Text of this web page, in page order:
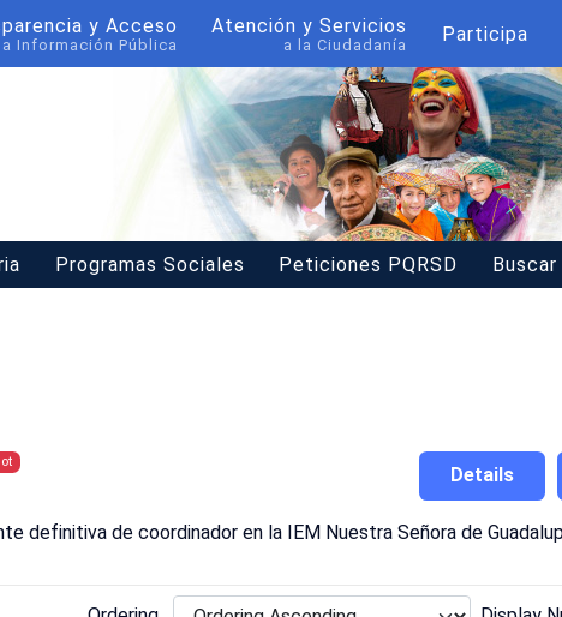
y Acceso
Información Pública
Atención y Servicios
a la Ciudadanía Participa
Programas Sociales Peticiones PQRSD Buscar
Details
definitiva de coordinador en la IEM Nuestra Señora de